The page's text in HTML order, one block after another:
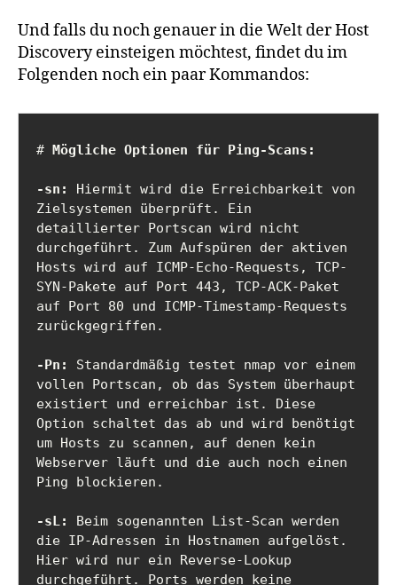
Und falls du noch genauer in die Welt der Host
Discovery einsteigen möchtest, findet du im
Folgenden noch ein paar Kommandos:
# Mögliche Optionen für Ping-Scans:
-sn:
Hiermit wird die Erreichbarkeit von
Zielsystemen überprüft. Ein
detaillierter Portscan wird nicht
durchgeführt. Zum Aufspüren der aktiven
Hosts wird auf ICMP-Echo-Requests, TCP-
SYN-Pakete auf Port 443, TCP-ACK-Paket
auf Port 80 und ICMP-Timestamp-Requests
zurückgegriffen.
-Pn:
Standardmäßig testet nmap vor einem
vollen Portscan, ob das System überhaupt
existiert und erreichbar ist. Diese
Option schaltet das ab und wird benötigt
um Hosts zu scannen, auf denen kein
Webserver läuft und die auch noch einen
-sL:
Beim sogenannten List-Scan werden
die IP-Adressen in Hostnamen aufgelöst.
Hier wird nur ein Reverse-Lookup
durchgeführt. Ports werden keine